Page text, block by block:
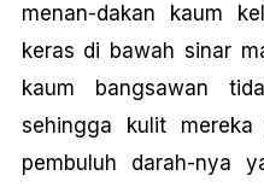
menan-dakan kaum
keras di bawah sinar
kaum bangsawan
sehingga kulit
pembuluh darah-nya